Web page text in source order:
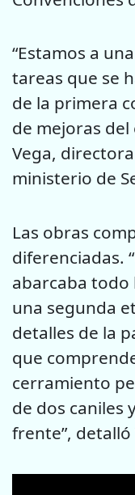
“Estamos a
tareas que se
de la primera
de mejoras del
Vega,
ministerio de
Las obras
diferenciadas.
abarcaba todo
una segunda
detalles de la
que
cerramiento
de dos caniles
frente”, detalló